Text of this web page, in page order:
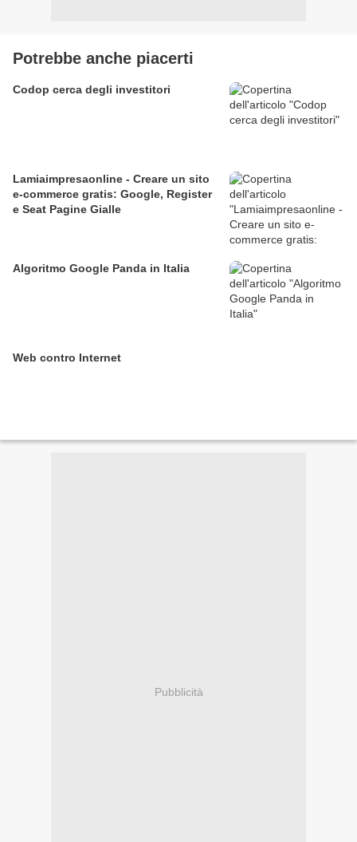
Potrebbe anche piacerti
Codop cerca degli investitori
Lamiaimpresaonline - Creare un sito
e-commerce gratis: Google, Register
e Seat Pagine Gialle
Algoritmo Google Panda in Italia
Web contro Internet
Pubblicità